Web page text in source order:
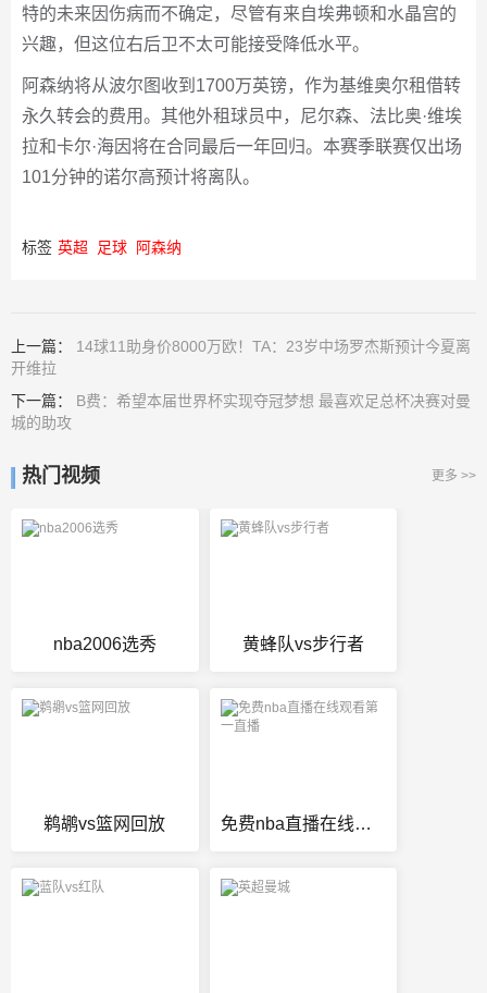
特的未来因伤病而不确定，尽管有来自埃弗顿和水晶宫的
兴趣，但这位右后卫不太可能接受降低水平。
阿森纳将从波尔图收到1700万英镑，作为基维奥尔租借转
永久转会的费用。其他外租球员中，尼尔森、法比奥·维埃
拉和卡尔·海因将在合同最后一年回归。本赛季联赛仅出场
101分钟的诺尔高预计将离队。
标签 英超 足球 阿森纳
上一篇： 14球11助身价8000万欧！TA：23岁中场罗杰斯预计今夏离
开维拉
下一篇： B费：希望本届世界杯实现夺冠梦想 最喜欢足总杯决赛对曼
城的助攻
热门视频 更多 >>
nba2006选秀 黄蜂队vs步行者
鹈鹕vs篮网回放 免费nba直播在线观看第一直播